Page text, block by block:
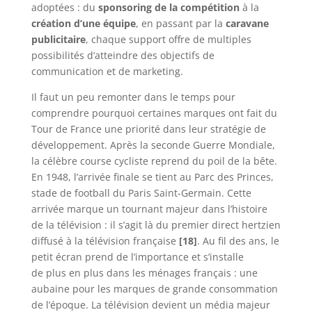
adoptées : du sponsoring de la compétitionà la
création d’une équipe, en passant par la caravane
publicitaire, chaque support offre de multiples
possibilités d’atteindre des objectifs de
communication et de marketing.
Il faut un peu remonter dans le temps pour
comprendre pourquoi certaines marques ont fait du
Tour de France une priorité dans leur stratégie de
développement. Après la seconde Guerre Mondiale,
la célèbre course cycliste reprend du poil de la bête.
En 1948, l’arrivée finale se tient au Parc des Princes,
stade de football du Paris Saint-Germain. Cette
arrivée marque un tournant majeur dans l’histoire
de la télévision : il s’agit là du premier direct hertzien
diffusé à la télévision française [18]. Au fil des ans, le
petit écran prend de l’importance et s’installe
de plus en plus dans les ménages français : une
aubaine pour les marques de grande consommation
de l’époque. La télévision devient un média majeur